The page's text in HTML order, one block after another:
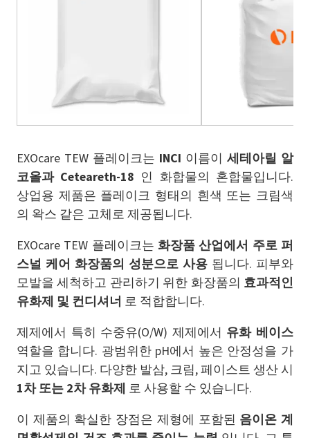
EXOcare TEW 플레이크는 INCI 이름이 세테아릴 알
코올과 Ceteareth‑18 인 화합물의 혼합물입니다.
상업용 제품은 플레이크 형태의 흰색 또는 크림색
의 왁스 같은 고체로 제공됩니다.
EXOcare TEW 플레이크는 화장품 산업에서 주로 퍼
스널 케어 화장품의 성분으로 사용 됩니다. 피부와
모발을 세척하고 관리하기 위한 화장품의 효과적인
유화제 및 컨디셔너 로 적합합니다.
제제에서 특히 수중유(O/W) 제제에서 유화 베이스
역할을 합니다. 광범위한 pH에서 높은 안정성을 가
지고 있습니다. 다양한 발삼, 크림, 페이스트 생산 시
1차 또는 2차 유화제 로 ​​사용할 수 있습니다.
이 제품의 확실한 장점은 제형에 포함된 음이온 계